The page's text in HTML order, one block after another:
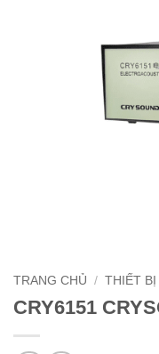
TRANG CHỦ / THIẾT
CRY6151